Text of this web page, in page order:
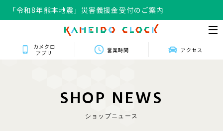
「令和8年熊本地震」災害義援金受付のご案内
カメクロ
アプリ
営業時間 アクセス
SHOP NEWS
ショップニュース